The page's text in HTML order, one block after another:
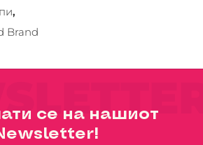
,
Brand
се на нашиот